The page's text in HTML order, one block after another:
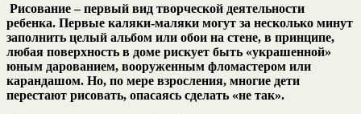
Рисование – первый вид творческой деятельности
ребенка. Первые каляки-маляки могут за несколько минут
заполнить целый альбом или обои на стене, в принципе,
любая поверхность в доме рискует быть «украшенной»
юным дарованием, вооруженным фломастером или
карандашом. Но, по мере взросления, многие дети
перестают рисовать, опасаясь сделать «не так».